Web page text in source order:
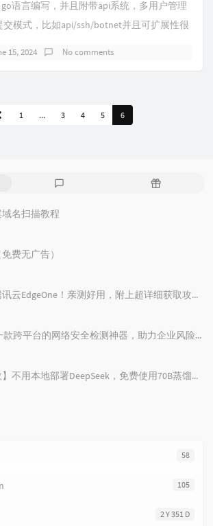
go语言编写，并且附带api系统，多用户管理
交模式，比如api/ssh/botnet并且可扩展性很
15, 2024 No comments
1 ... 3 4 5 6
m
n
R
t
l
名扫描教程
费无广告）
免费解锁腾讯云EdgeOne！亲测好用，附上超详细获取攻略！
Prism X：一款跨平台的网络安全检测神器，助力企业风险管理
【部分失效】不用本地部署DeepSeek，免费使用70B蒸馏模型
58
105
2 Y 351 D